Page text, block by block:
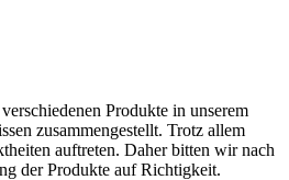
Produkte in unserem
zusammengestellt. Trotz allem
auftreten. Daher bitten wir nach
der Produkte auf Richtigkeit.